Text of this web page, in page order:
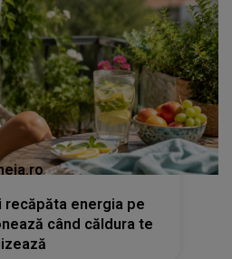
recăpăta energia pe
când căldura te